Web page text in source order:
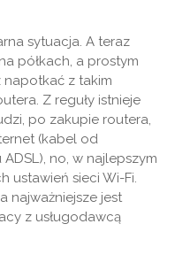
sytuacja. A teraz
półkach, a prostym
napotkać z takim
Z reguły istnieje
po zakupie routera,
(kabel od
no, w najlepszym
ustawień sieci Wi-Fi.
najważniejsze jest
z usługodawcą